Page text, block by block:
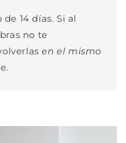
14 días. Si al
no te
en el mismo